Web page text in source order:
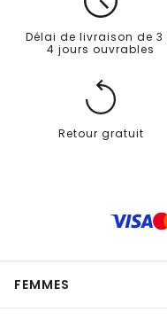
Délai de livraison de 3
4 jours ouvrables
Retour gratuit
FEMMES